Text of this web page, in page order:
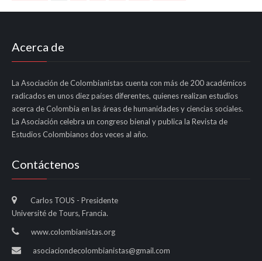
Acerca de
La Asociación de Colombianistas cuenta con más de 200 académicos
radicados en unos diez países diferentes, quienes realizan estudios
acerca de Colombia en las áreas de humanidades y ciencias sociales.
La Asociación celebra un congreso bienal y publica la Revista de
Estudios Colombianos dos veces al año.
Contáctenos
Carlos TOUS - Presidente
Université de Tours, Francia.
www.colombianistas.org
asociaciondecolombianistas@gmail.com